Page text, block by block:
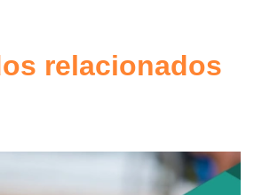
relacionados